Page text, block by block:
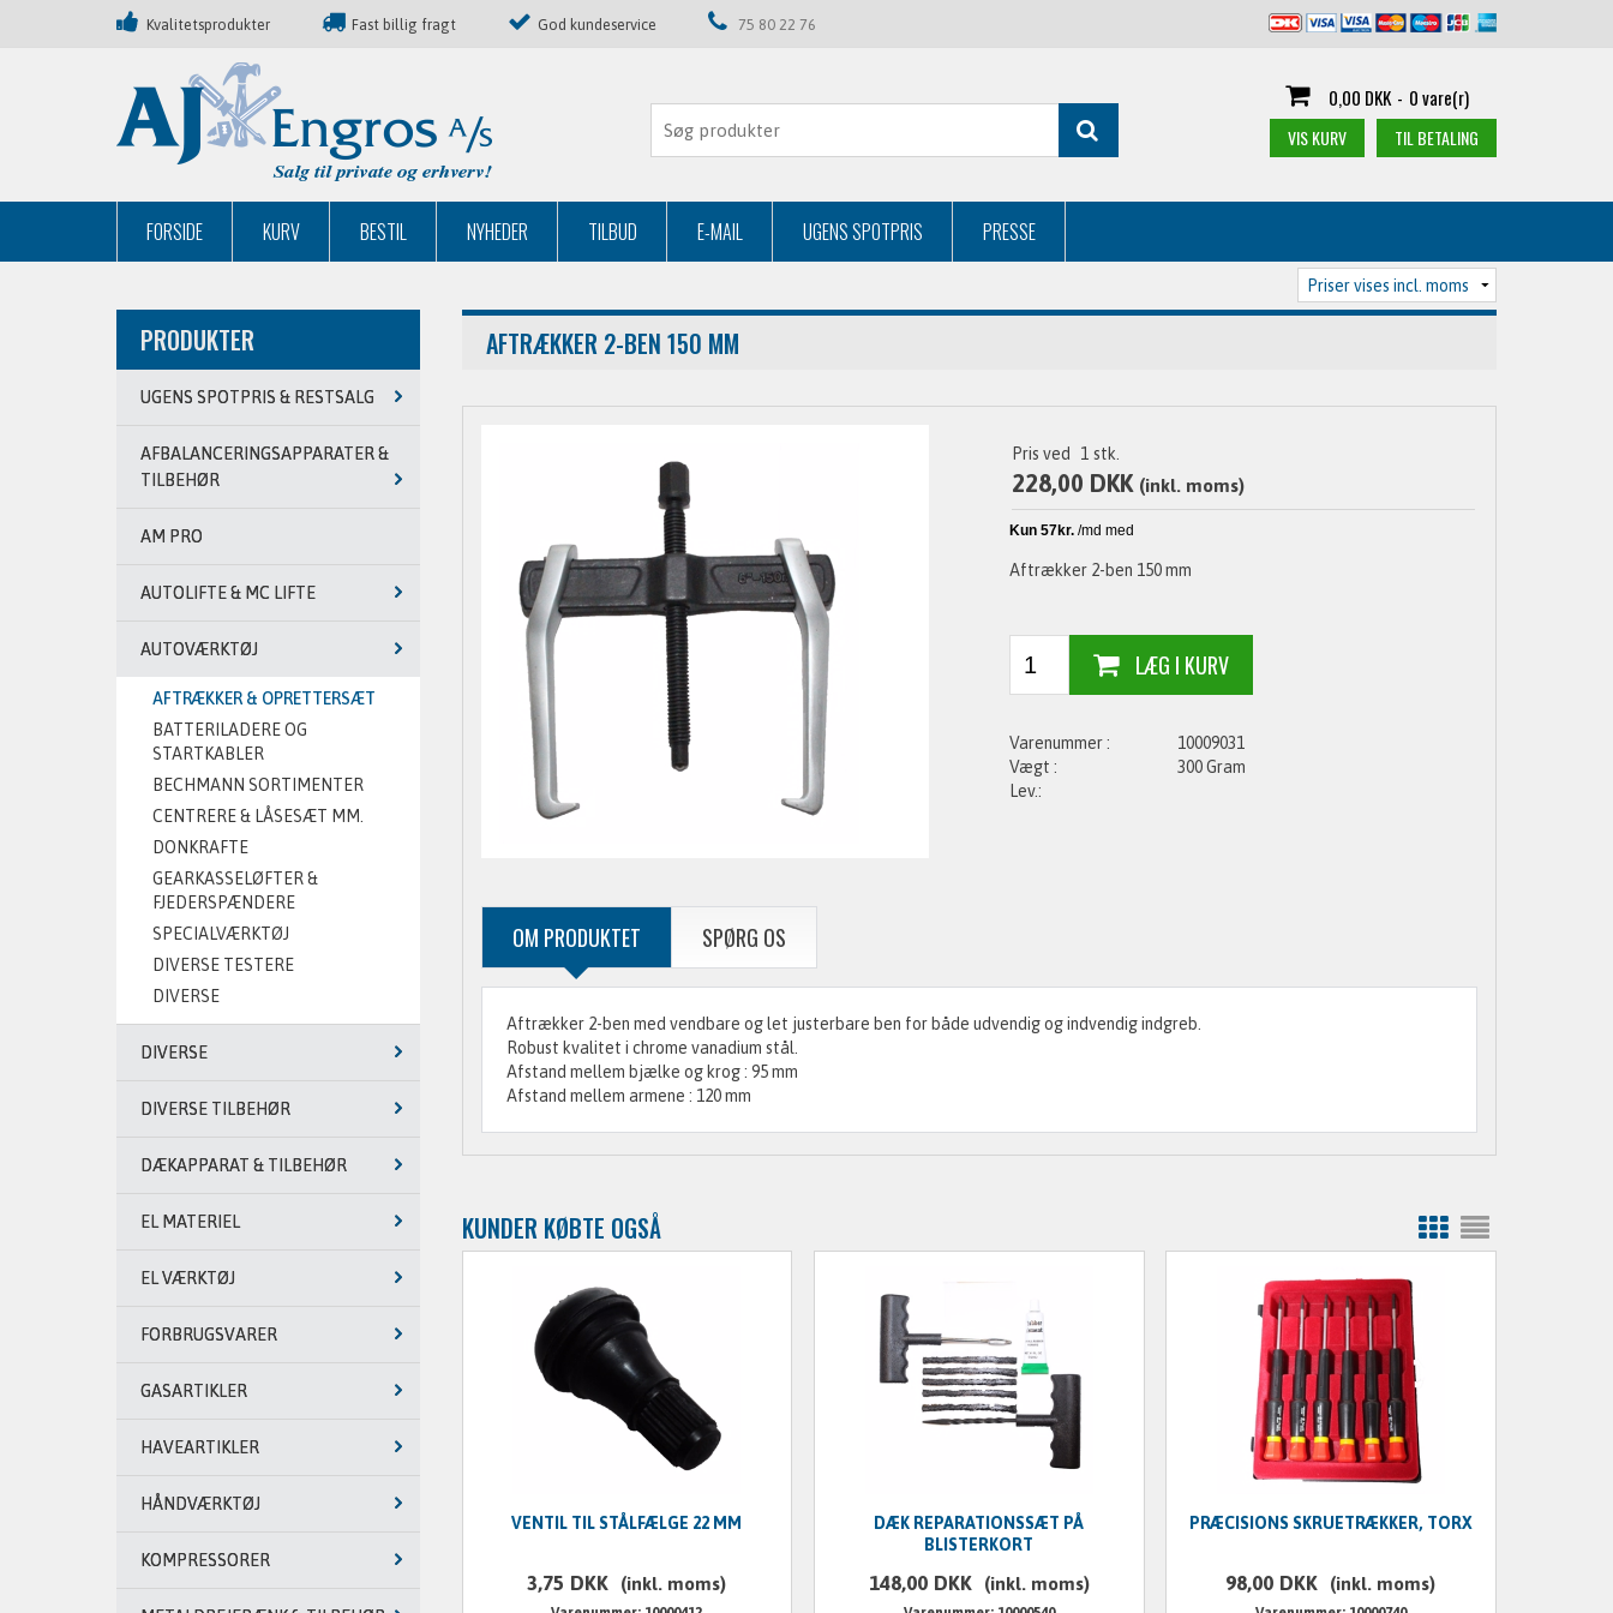
Kvalitetsprodukter Fast billig fragt God kundeservice 75 80 22 76
0,00 DKK - 0 vare(r)
VIS KURV TIL BETALING
FORSIDE KURV BESTIL NYHEDER TILBUD E-MAIL UGENS SPOTPRIS PRESSE
PRODUKTER
UGENS SPOTPRIS & RESTSALG
AFBALANCERINGSAPPARATER &
TILBEHØR
AM PRO
AUTOLIFTE & MC LIFTE
AUTOVÆRKTØJ
AFTRÆKKER & OPRETTERSÆT
BATTERILADERE OG
STARTKABLER
BECHMANN SORTIMENTER
CENTRERE & LÅSESÆT MM.
DONKRAFTE
GEARKASSELØFTER &
FJEDERSPÆNDERE
SPECIALVÆRKTØJ
DIVERSE TESTERE
DIVERSE
DIVERSE
DIVERSE TILBEHØR
DÆKAPPARAT & TILBEHØR
EL MATERIEL
EL VÆRKTØJ
FORBRUGSVARER
GASARTIKLER
HAVEARTIKLER
HÅNDVÆRKTØJ
KOMPRESSORER
AFTRÆKKER 2-BEN 150 MM
Pris ved 1 stk.
228,00 DKK (inkl. moms)
Aftrækker 2-ben 150 mm
10009031
300 Gram
OM PRODUKTET SPØRG OS
Aftrækker 2-ben med vendbare og let justerbare ben for både udvendig og indvendig indgreb.
Robust kvalitet i chrome vanadium stål.
Afstand mellem bjælke og krog : 95 mm
Afstand mellem armene : 120 mm
KUNDER KØBTE OGSÅ
VENTIL TIL STÅLFÆLGE 22 MM
3,75 DKK (inkl. moms)
DÆK REPARATIONSSÆT PÅ
BLISTERKORT
148,00 DKK (inkl. moms)
PRÆCISIONS SKRUETRÆKKER, TORX
98,00 DKK (inkl. moms)